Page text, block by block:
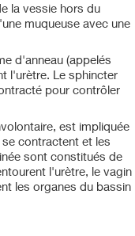
la vessie hors du
muqueuse avec une
d'anneau (appelés
l'urètre. Le sphincter
pour contrôler
est impliquée
contractent et les
sont constitués de
l'urètre, le vagin
les organes du bassin